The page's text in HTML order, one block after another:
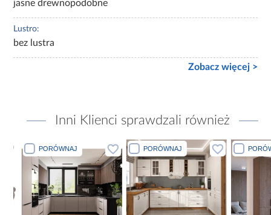
jasne drewnopodobne
Lustro:
bez lustra
Zobacz więcej >
Inni Klienci sprawdzali również
PORÓWNAJ PORÓWNAJ